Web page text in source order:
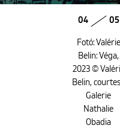
04 05
Fotó: Valérie
Belin: Véga,
2023 ©
Belin,
Galerie
Nathalie
Obadia